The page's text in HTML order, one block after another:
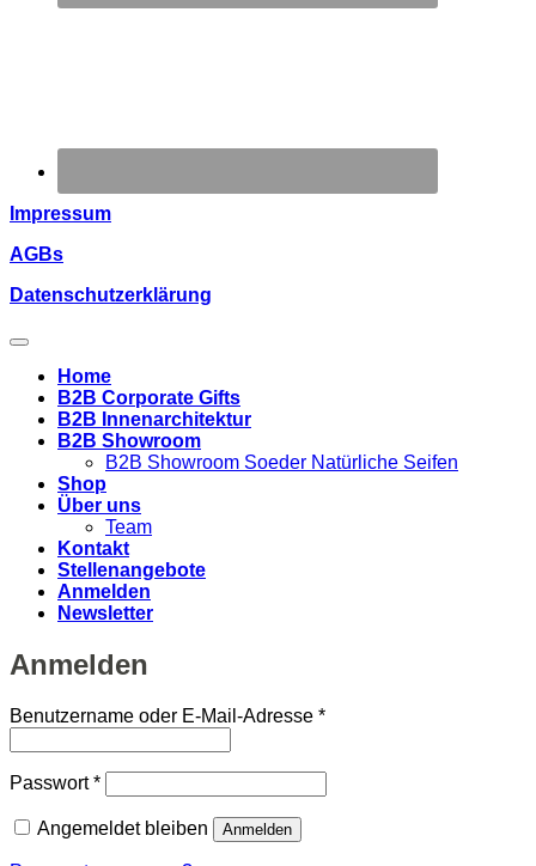
Impressum
AGBs
Datenschutzerklärung
Home
B2B Corporate Gifts
B2B Innenarchitektur
B2B Showroom
B2B Showroom Soeder Natürliche Seifen
Shop
Über uns
Team
Kontakt
Stellenangebote
Anmelden
Newsletter
Anmelden
Benutzername oder E-Mail-Adresse *Erforderlich
Passwort*Erforderlich
Angemeldet bleiben Anmelden